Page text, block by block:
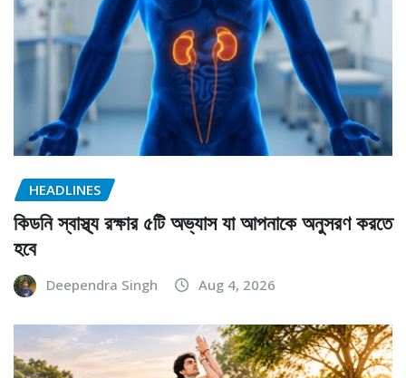
HEADLINES
কিডনি স্বাস্থ্য রক্ষার ৫টি অভ্যাস যা আপনাকে অনুসরণ করতে
হবে
Deependra Singh Aug 4, 2026